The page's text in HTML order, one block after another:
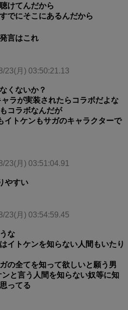
けてんだから
でにそこにあるんだから
言はこれ
23(月) 03:50:21.13
くないか？
ラが実装されたらコラボだよな
コラボなんだが
イトケンもサガのキャラクターで
23(月) 03:51:04.91
やすい
23(月) 03:54:59.45
な
イトケンを知らない人間もいたり
の全てを知って欲しいと願う男
と言う人間を知らない奴等に知
ってる